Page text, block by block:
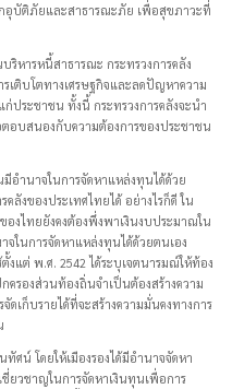
อุบัติภัยและสาธารณะภัย เพื่อสุขภาวะที่
หารหนี้สาธารณะ กระทรวงการคลัง
เติบโตทางเศรษฐกิจและลดปัญหาความ
ประชาชน ทั้งนี้ กระทรวงการคลังจะนำ
บสนองกับความต้องการของประชาชน
อำนาจในการจัดหาแหล่งทุนได้ด้วย
ลังของประเทศไทยได้ อย่างไรก็ดี ใน
งไทยยังคงต้องพึ่งพาเงินงบประมาณใน
จในการจัดหาแหล่งทุนได้ด้วยตนเอง
แต่ พ.ศ. 2542 ได้ระบุเจตนารมณ์ให้ท้อง
ครองส่วนท้องถิ่นจำเป็นต้องสร้างความ
เก็บรายได้ที่จะสร้างความมั่นคงทางการ
ศน์ โดยให้เมืองรองได้มีอำนาจจัดหา
ชี่ยวชาญในการจัดหาเงินทุนเพื่อการ